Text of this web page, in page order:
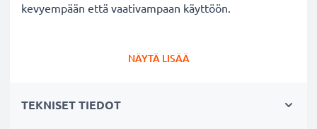
kevyempään että vaativampaan käyttöön.
lataamiselta
NÄYTÄ LISÄÄ
TEKNISET TIEDOT